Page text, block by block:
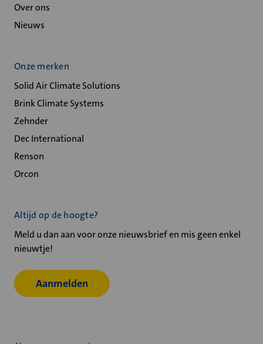
Over ons
Nieuws
Onze merken
Solid Air Climate Solutions
Brink Climate Systems
Zehnder
Dec International
Renson
Orcon
Altijd op de hoogte?
Meld u dan aan voor onze nieuwsbrief en mis geen enkel
nieuwtje!
Aanmelden